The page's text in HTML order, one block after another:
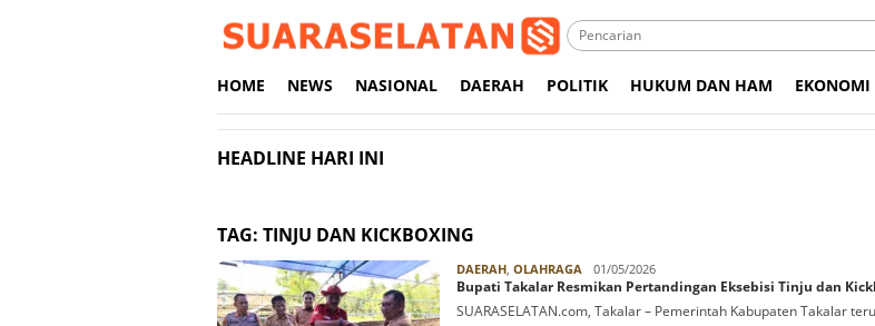
HOME NEWS NASIONAL DAERAH POLITIK HUKUM DAN HAM
HEADLINE HARI INI
TAG: TINJU DAN KICKBOXING
DAERAH, OLAHRAGA Rabbani
01/05/2026
Bupati Takalar Resmikan Pertandingan Eksebisi Tinju dan
SUARASELATAN.com, Takalar – Pemerintah Kabupaten Takalar